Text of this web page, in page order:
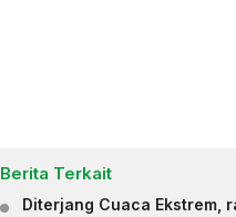
Berita Terkait
Diterjang Cuaca Ekstrem,